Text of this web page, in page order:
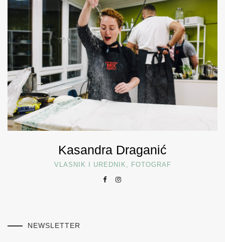
Kasandra Draganić
VLASNIK I UREDNIK, FOTOGRAF
NEWSLETTER